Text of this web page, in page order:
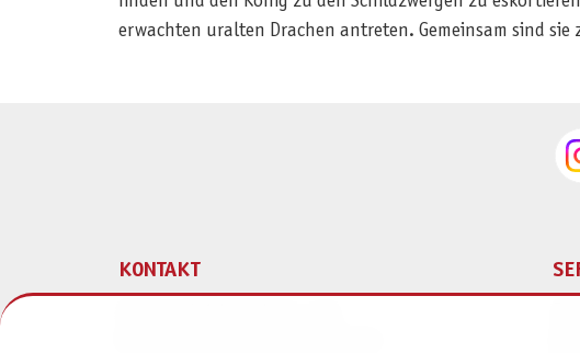
erwachten uralten Drachen antreten. Gemeinsam sind
KONTAKT